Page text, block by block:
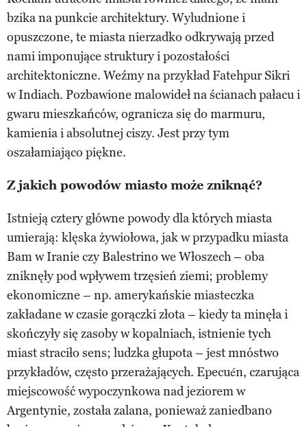
bzika na punkcie architektury. Wyludnione i
opuszczone, te miasta nierzadko odkrywają przed
nami imponujące struktury i pozostałości
architektoniczne. Weźmy na przykład Fatehpur Sikri
w Indiach. Pozbawione malowideł na ścianach pałacu i
gwaru mieszkańców, ogranicza się do marmuru,
kamienia i absolutnej ciszy. Jest przy tym
oszałamiająco piękne.
Z jakich powodów miasto może zniknąć?
Istnieją cztery główne powody dla których miasta
umierają: klęska żywiołowa, jak w przypadku miasta
Bam w Iranie czy Balestrino we Włoszech – oba
zniknęły pod wpływem trzęsień ziemi; problemy
ekonomiczne – np. amerykańskie miasteczka
zakładane w czasie gorączki złota – kiedy ta minęła i
skończyły się zasoby w kopalniach, istnienie tych
miast straciło sens; ludzka głupota – jest mnóstwo
przykładów, często przerażających. Epecuén, czarująca
miejscowość wypoczynkowa nad jeziorem w
Argentynie, została zalana, ponieważ zaniedbano